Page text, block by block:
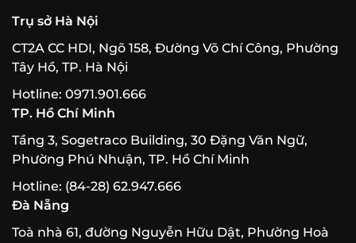
Trụ sở Hà Nội
CT2A CC HDI, Ngõ 158, Đường Võ Chí Công, Phường
Tây Hồ, TP. Hà Nội
Hotline: 0971.901.666
TP. Hồ Chí Minh
Tầng 3, Sogetraco Building, 30 Đặng Văn Ngữ,
Phường Phú Nhuận, TP. Hồ Chí Minh
Hotline: (84-28) 62.947.666
Đà Nẵng
Toà nhà 61, đường Nguyễn Hữu Dật, Phường Hoà